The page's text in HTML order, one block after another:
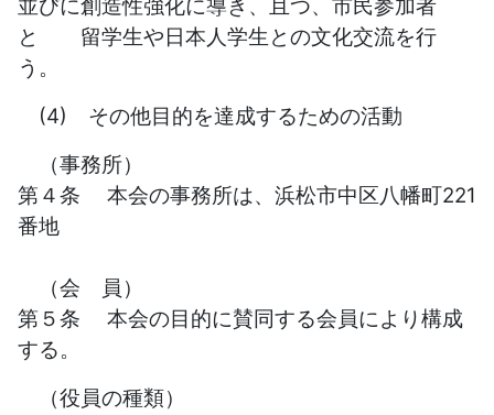
並びに創造性強化に導き、且つ、市民参加者
と 留学生や日本人学生との文化交流を行
う。
(4) その他目的を達成するための活動
（事務所）
第４条 本会の事務所は、浜松市中区八幡町221
番地
（会 員）
第５条 本会の目的に賛同する会員により構成
する。
（役員の種類）